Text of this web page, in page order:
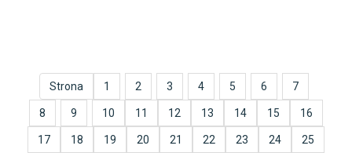
Strona 1 2 3 4 5 6 7
8 9 10 11 12 13 14 15 16
17 18 19 20 21 22 23 24 25